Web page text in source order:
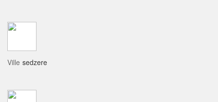
Ville sedzere